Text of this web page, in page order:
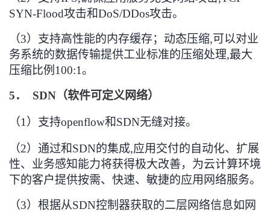
SYN-Flood攻击和DoS/DDos攻击。
（3） 支持高性能的内存缓存； 动态压缩,可以对业
务系统的数据传输提供工业标准的压缩处理,最大
压缩比例 100:1。
5．
SDN （软件可定义网络）
（1） 支持openflow和SDN无缝对接。
（2） 通过和SDN的集成,应用交付的自动化、扩展
性、业务感知能力将获得极大改善，为云计算环境
下的客户提供按需、快速、敏捷的应用网络服务。
（3） 根据从SDN控制器获取的二层网络信息如网